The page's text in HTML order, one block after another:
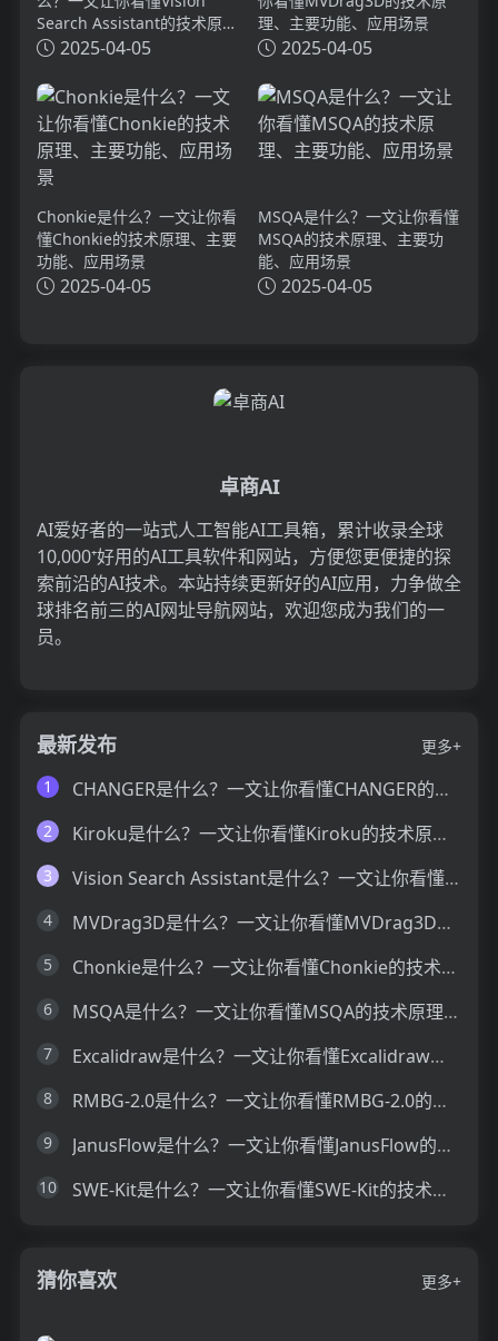
Search Assistant的技术原
理、主要功能、应用场景
2025-04-05
理、主要功能、应用场景
2025-04-05
Chonkie是什么？一文让你看
懂Chonkie的技术原理、主要
功能、应用场景
2025-04-05
MSQA是什么？一文让你看懂
MSQA的技术原理、主要功
能、应用场景
2025-04-05
卓商AI
AI爱好者的一站式人工智能AI工具箱，累计收录全球
10,000⁺好用的AI工具软件和网站，方便您更便捷的探
索前沿的AI技术。本站持续更新好的AI应用，力争做全
球排名前三的AI网址导航网站，欢迎您成为我们的一
员。
最新发布
更多+
1
CHANGER是什么？一文让你看懂CHANGER的技术原理、主要功能、应用场景
2 Kiroku是什么？一文让你看懂Kiroku的技术原理、主要功能、应用场景
3 Vision Search Assistant是什么？一文让你看懂Vision Search Assistant的技术原理、主要功能、应用场景
4 MVDrag3D是什么？一文让你看懂MVDrag3D的技术原理、主要功能、应用场景
5 Chonkie是什么？一文让你看懂Chonkie的技术原理、主要功能、应用场景
6 MSQA是什么？一文让你看懂MSQA的技术原理、主要功能、应用场景
7 Excalidraw是什么？一文让你看懂Excalidraw的技术原理、主要功能、应用场景
8 RMBG-2.0是什么？一文让你看懂RMBG-2.0的技术原理、主要功能、应用场景
9 JanusFlow是什么？一文让你看懂JanusFlow的技术原理、主要功能、应用场景
10 SWE-Kit是什么？一文让你看懂SWE-Kit的技术原理、主要功能、应用场景
猜你喜欢 更多+